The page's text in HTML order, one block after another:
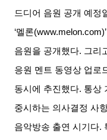
드디어 음원 공개 예정
‘멜론(www.melon.com)’
음원을 공개했다. 그리
응원 멘트 동영상 업로
동시에 추진했다. 통상
중시하는 의사결정 사
음악방송 출연 시기다.